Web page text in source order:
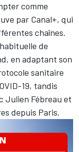
comme
par Canal+, qui
chaînes.
de
en adaptant son
sanitaire
19, tandis
Julien Fébreau et
depuis Paris.